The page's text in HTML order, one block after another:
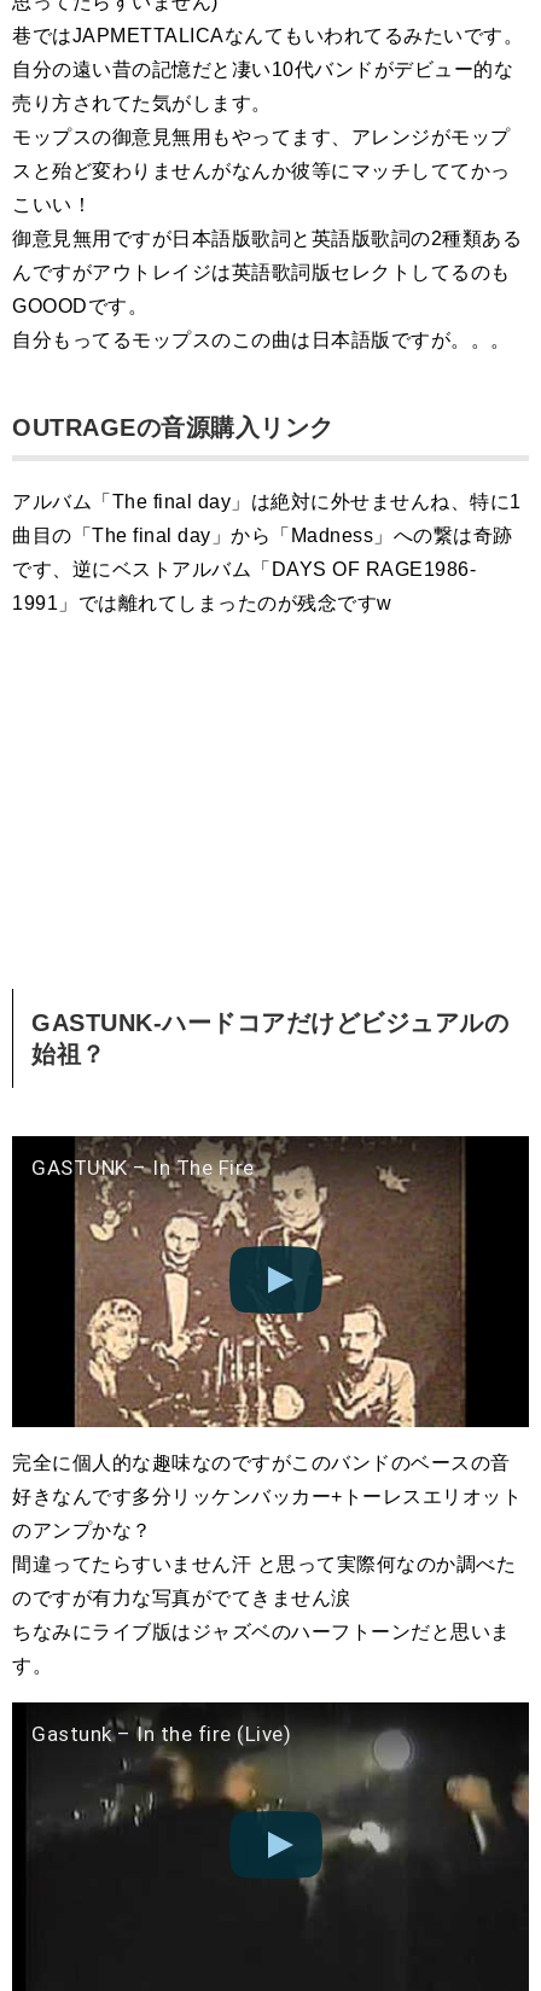
巷ではJAPMETTALICAなんてもいわれてるみたいです。
自分の遠い昔の記憶だと凄い10代バンドがデビュー的な
売り方されてた気がします。
モップスの御意見無用もやってます、アレンジがモップ
スと殆ど変わりませんがなんか彼等にマッチしててかっ
こいい！
御意見無用ですが日本語版歌詞と英語版歌詞の2種類ある
んですがアウトレイジは英語歌詞版セレクトしてるのも
GOOODです。
自分もってるモップスのこの曲は日本語版ですが。。。
OUTRAGEの音源購入リンク
アルバム「The final day」は絶対に外せませんね、特に1
曲目の「The final day」から「Madness」への繋は奇跡
です、逆にベストアルバム「DAYS OF RAGE1986-
1991」では離れてしまったのが残念ですw
GASTUNK-ハードコアだけどビジュアルの
始祖？
GASTUNK – In The Fire
完全に個人的な趣味なのですがこのバンドのベースの音
好きなんです多分リッケンバッカー+トーレスエリオット
のアンプかな？
間違ってたらすいません汗 と思って実際何なのか調べた
のですが有力な写真がでてきません涙
ちなみにライブ版はジャズベのハーフトーンだと思いま
す。
Gastunk – In the fire (Live)